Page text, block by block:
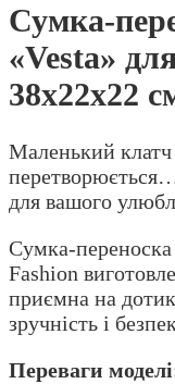
синя
кількість
Сумка-
«Vesta»
38х22х22
Маленький
для вашого
Сумка-
Fashion
приємна на
зручність і
Переваги